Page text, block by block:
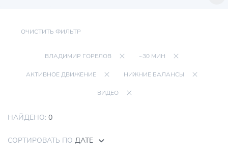
ОЧИСТИТЬ ФИЛЬТР
ВЛАДИМИР ГОРЕЛОВ ~30 МИН
АКТИВНОЕ ДВИЖЕНИЕ НИЖНИЕ БАЛАНСЫ
ВИДЕО
НАЙДЕНО: 0
СОРТИРОВАТЬ ПО ДАТЕ